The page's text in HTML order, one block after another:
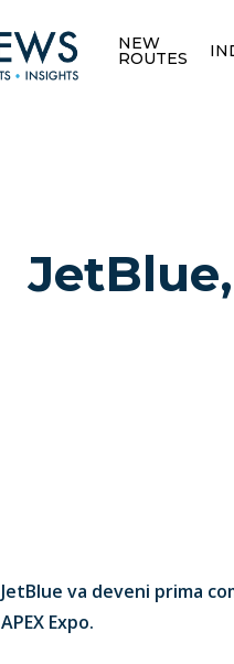
Hit enter to search or ESC to
NEW
ROUTES
JetBlue va deveni prima
APEX Expo.